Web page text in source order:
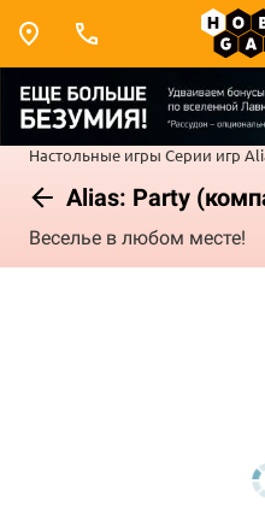
Настольные игры Серии игр
Alias: Party
Веселье в любом месте!